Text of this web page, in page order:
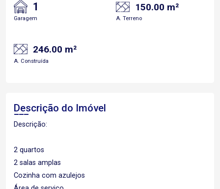
1
Garagem
150.00 m²
A. Terreno
246.00 m²
A. Construída
Descrição do Imóvel
Descrição:
2 quartos
2 salas amplas
Cozinha com azulejos